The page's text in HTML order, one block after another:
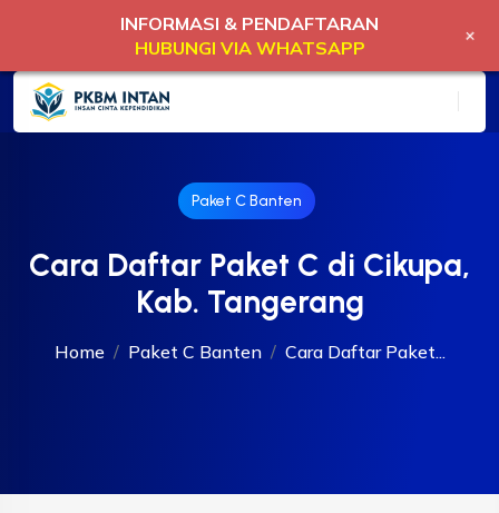
Paket C Banten
Cara Daftar Paket C di Cikupa,
Kab. Tangerang
Home Paket C Banten Cara Daftar Paket...
INFORMASI & PENDAFTARAN
HUBUNGI VIA WHATSAPP
+